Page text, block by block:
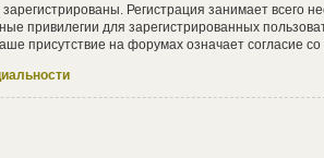
Регистрация занимает всего
привилегии для зарегистрированных
присутствие на форумах означает согласие со